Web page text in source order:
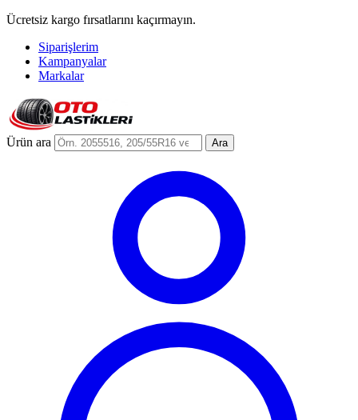
Ücretsiz kargo fırsatlarını kaçırmayın.
Siparişlerim
Kampanyalar
Markalar
Ürün ara Ara